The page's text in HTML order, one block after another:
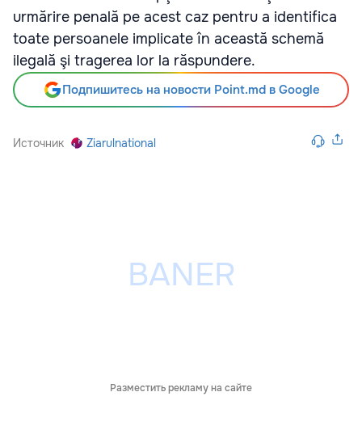
urmărire penală pe acest caz pentru a identifica
toate persoanele implicate în această schemă
ilegală şi tragerea lor la răspundere.
Подпишитесь на новости Point.md в Google
Источник Ziarulnational
Разместить рекламу на сайте